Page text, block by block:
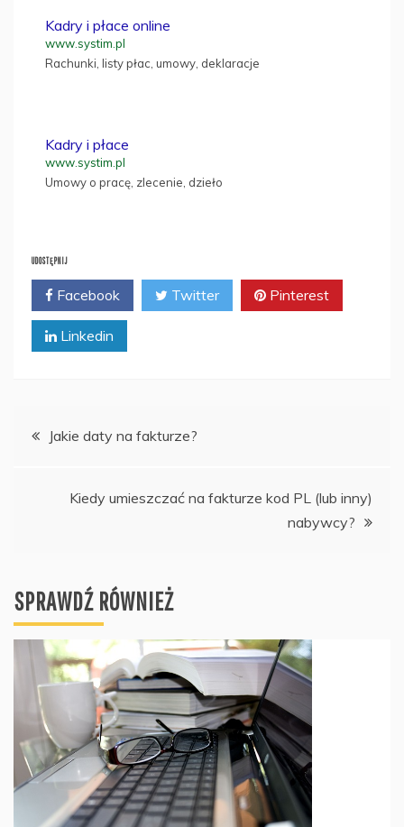
Kadry i płace online
www.systim.pl
Rachunki, listy płac, umowy, deklaracje
Kadry i płace
www.systim.pl
Umowy o pracę, zlecenie, dzieło
UDOSTĘPNIJ
Facebook Twitter Pinterest
Linkedin
Nawigacja
Jakie daty na fakturze?
Kiedy umieszczać na fakturze kod PL (lub inny)
nabywcy?
SPRAWDŹ RÓWNIEŻ